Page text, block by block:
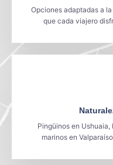
Opciones adaptadas a
que cada viajero
Pingüinos en
marinos en